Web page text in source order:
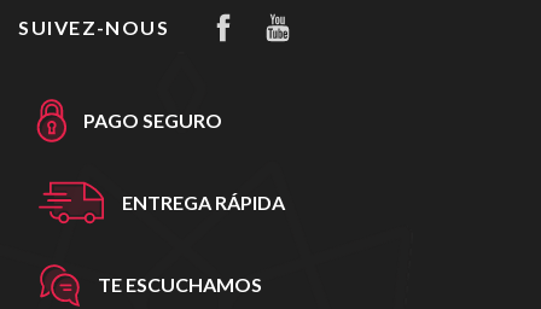
SUIVEZ-NOUS
PAGO SEGURO
ENTREGA RÁPIDA
TE ESCUCHAMOS